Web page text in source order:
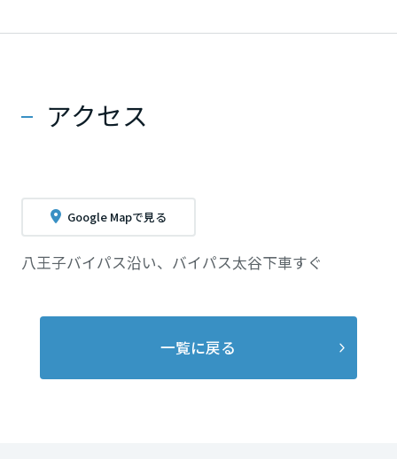
アクセス
Google Mapで見る
八王子バイパス沿い、バイパス太谷下車すぐ
一覧に戻る